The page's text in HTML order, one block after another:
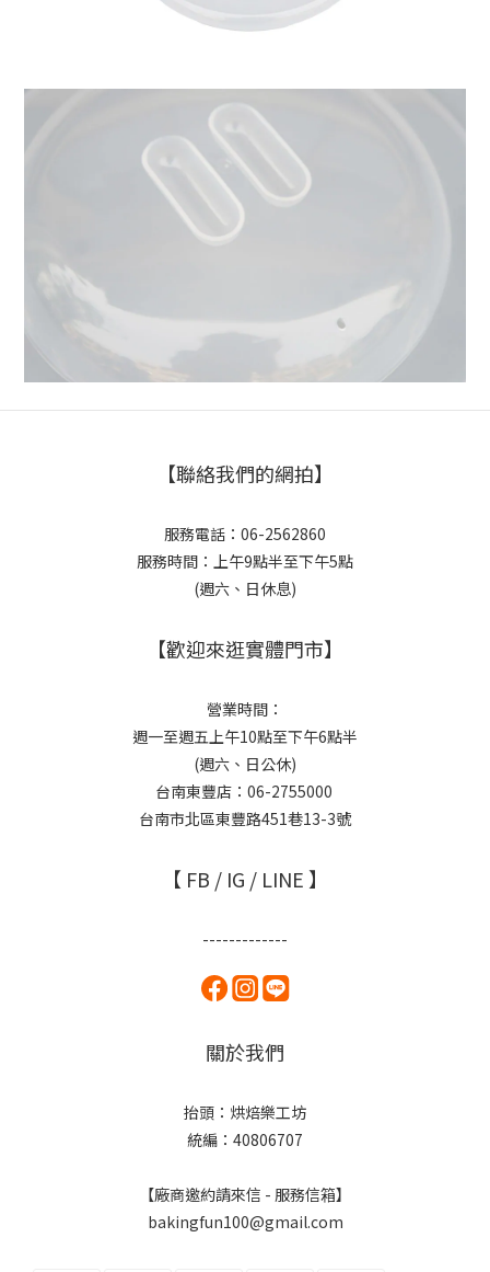
【聯絡我們的網拍】
服務電話：06-2562860
服務時間：上午9點半至下午5點
(週六、日休息)
【歡迎來逛實體門市】
營業時間：
週一至週五上午10點至下午6點半
(週六、日公休)
台南東豐店：06-2755000
台南市北區東豐路451巷13-3號
【 FB / IG / LINE 】
-------------
關於我們
抬頭：烘焙樂工坊
統編：40806707
【廠商邀約請來信 - 服務信箱】
bakingfun100@gmail.com